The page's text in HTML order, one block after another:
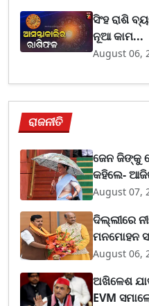
ସିଂହ ରାଶି
ନୂଆ କାମ...
August 06,
ରାଜନୀତି
ଜେନ ଜିଙ୍କୁ
କହିଲେ-
August 07,
ଦିଲ୍ଲୀରେ
ମନମୋହନ
August 06,
ଅଖିଳେଶ
EVM